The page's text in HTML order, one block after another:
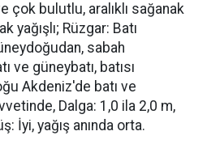
çok bulutlu, aralıklı sağanak
yağışlı; Rüzgar: Batı
sabah
ve güneybatı, batısı
Akdeniz'de batı ve
Dalga: 1,0 ila 2,0 m,
İyi, yağış anında orta.